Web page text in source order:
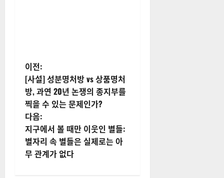
게
시
물
내
비
이전:
[사설] 성분명처방 vs 상품명처
방, 과연 20년 논쟁의 종지부를
찍을 수 있는 문제인가?
다음:
지구에서 볼 때만 이웃인 별들:
별자리 속 별들은 실제로는 아
무 관계가 없다